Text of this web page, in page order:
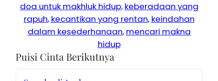
doa untuk makhluk hidup, keberadaan yang
rapuh, kecantikan yang rentan, keindahan
dalam kesederhanaan, mencari makna
hidup
Puisi Cinta Berikutnya